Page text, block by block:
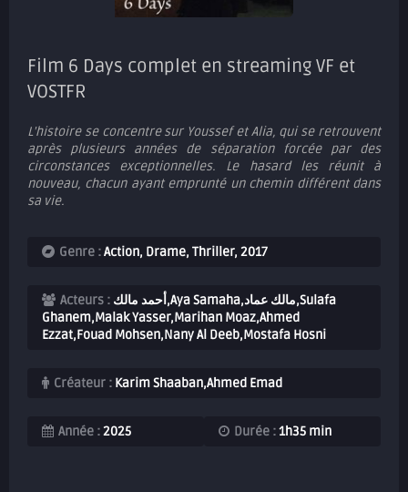
Film 6 Days complet en streaming VF et
VOSTFR
L'histoire se concentre sur Youssef et Alia, qui se retrouvent
après plusieurs années de séparation forcée par des
circonstances exceptionnelles. Le hasard les réunit à
nouveau, chacun ayant emprunté un chemin différent dans
sa vie.
Genre :Action, Drame, Thriller, 2017
Acteurs :
Ghanem,Malak Yasser,Marihan Moaz,Ahmed
Ezzat,Fouad Mohsen,Nany Al Deeb,Mostafa Hosni
Créateur : Karim Shaaban,Ahmed Emad
Année :2025 Durée :1h35 min